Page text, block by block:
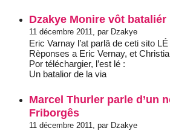
Dzakye Monire vôt bataliér
11 décembre 2011, par Dzakye
Eric Varnay l’at parlâ de ceti sito LÉ
Rèponses a Eric Vernay, et
Por téléchargier, l’est lé :
Un batalior de la via
Marcel Thurler parle d’un
Friborgês
11 décembre 2011, par Dzakye